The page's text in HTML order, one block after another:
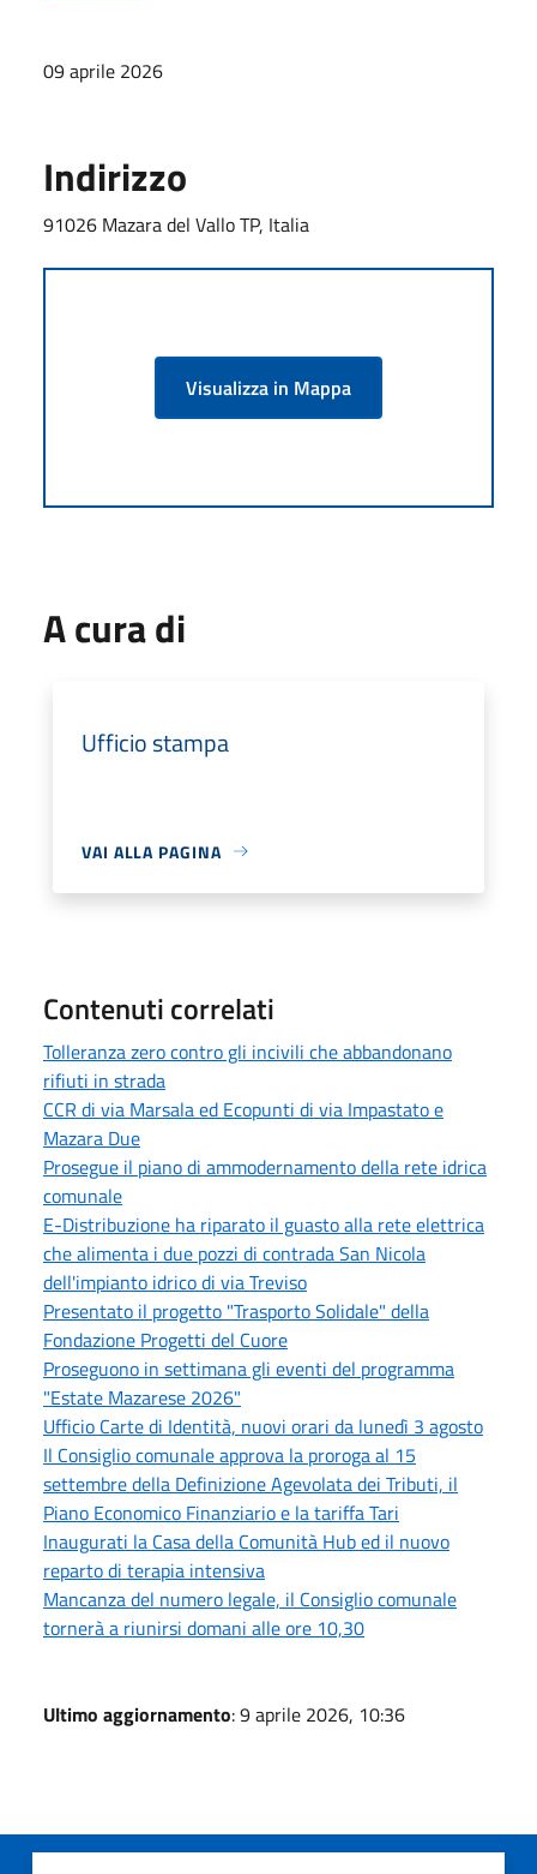
09 aprile 2026
Indirizzo
91026 Mazara del Vallo TP, Italia
Visualizza in Mappa
A cura di
Ufficio stampa
VAI ALLA PAGINA
Contenuti correlati
Tolleranza zero contro gli incivili che abbandonano
rifiuti in strada
CCR di via Marsala ed Ecopunti di via Impastato e
Mazara Due
Prosegue il piano di ammodernamento della rete idrica
comunale
E-Distribuzione ha riparato il guasto alla rete elettrica
che alimenta i due pozzi di contrada San Nicola
dell'impianto idrico di via Treviso
Presentato il progetto "Trasporto Solidale" della
Fondazione Progetti del Cuore
Proseguono in settimana gli eventi del programma
"Estate Mazarese 2026"
Ufficio Carte di Identità, nuovi orari da lunedì 3 agosto
Il Consiglio comunale approva la proroga al 15
settembre della Definizione Agevolata dei Tributi, il
Piano Economico Finanziario e la tariffa Tari
Inaugurati la Casa della Comunità Hub ed il nuovo
reparto di terapia intensiva
Mancanza del numero legale, il Consiglio comunale
tornerà a riunirsi domani alle ore 10,30
Ultimo aggiornamento: 9 aprile 2026, 10:36